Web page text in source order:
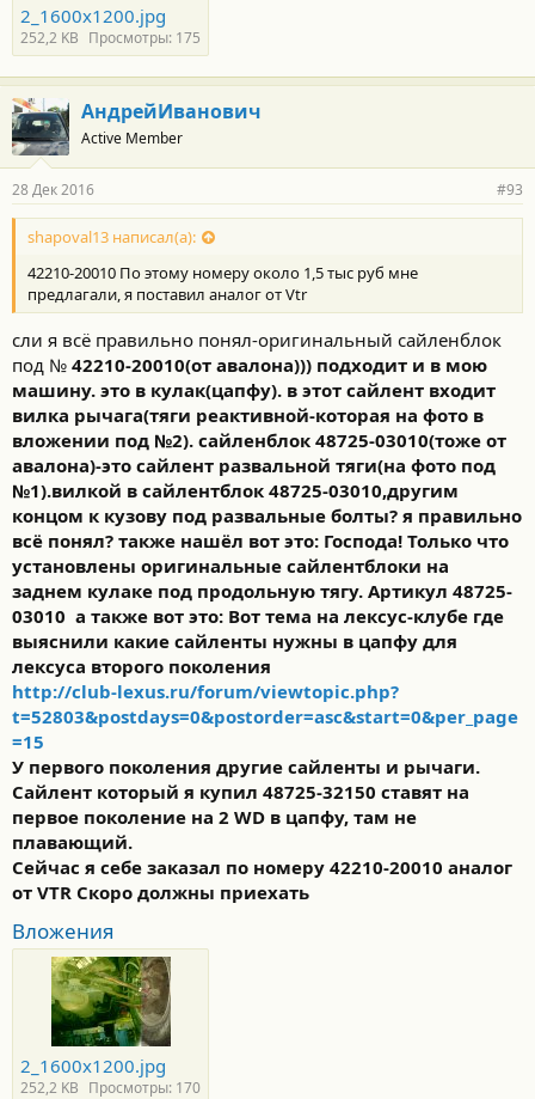
2_1600x1200.jpg
252,2 KB Просмотры: 175
АндрейИванович
Active Member
28 Дек 2016 #93
shapoval13 написал(а):
42210-20010 По этому номеру около 1,5 тыс руб мне
предлагали, я поставил аналог от Vtr
сли я всё правильно понял-оригинальный сайленблок
под № 42210-20010(от авалона))) подходит и в мою
машину. это в кулак(цапфу). в этот сайлент входит
вилка рычага(тяги реактивной-которая на фото в
вложении под №2). сайленблок 48725-03010(тоже от
авалона)-это сайлент развальной тяги(на фото под
№1).вилкой в сайлентблок 48725-03010,другим
концом к кузову под развальные болты? я правильно
всё понял? также нашёл вот это: Господа! Только что
установлены оригинальные сайлентблоки на
заднем кулаке под продольную тягу. Артикул 48725-
03010 а также вот это: Вот тема на лексус-клубе где
выяснили какие сайленты нужны в цапфу для
лексуса второго поколения
http://club-lexus.ru/forum/viewtopic.php?
t=52803&postdays=0&postorder=asc&start=0&per_page
=15
У первого поколения другие сайленты и рычаги.
Сайлент который я купил 48725-32150 ставят на
первое поколение на 2 WD в цапфу, там не
плавающий.
Сейчас я себе заказал по номеру 42210-20010 аналог
от VTR Скоро должны приехать
Вложения
2_1600x1200.jpg
252,2 KB Просмотры: 170